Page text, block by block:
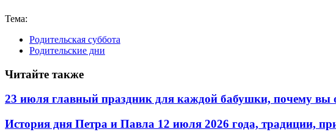
Тема:
Родительская суббота
Родительские дни
Читайте также
23 июля главный праздник для каждой бабушки, почему вы
История дня Петра и Павла 12 июля 2026 года, традиции,